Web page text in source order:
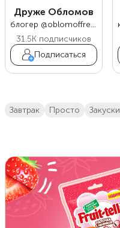
Друже Обломов
блогер @oblomoffrecipe
31.5K подписчиков
Подписаться
завтрак просто закуски